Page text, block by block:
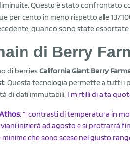
Questo è stato confrontato
per cento in meno rispetto alle
quando sono state esportate
di Berry
di berriesCalifornia Giant Berry Farms
. Questa tecnologia permette a tutti i
di dati immutabili. I mirtilli di alta
: “I contrasti di temperatura in
inizierà ad agosto e si protrarrà
che sono scese nel giusto